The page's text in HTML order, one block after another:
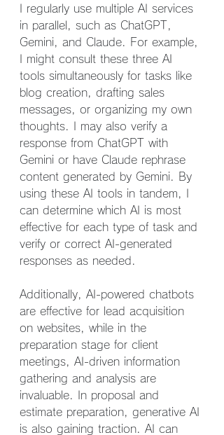
I regularly use multiple AI services
in parallel, such as ChatGPT,
Gemini, and Claude. For example,
I might consult these three AI
tools simultaneously for tasks like
blog creation, drafting sales
messages, or organizing my own
thoughts. I may also verify a
response from ChatGPT with
Gemini or have Claude rephrase
content generated by Gemini. By
using these AI tools in tandem, I
can determine which AI is most
effective for each type of task and
verify or correct AI-generated
responses as needed.
Additionally, AI-powered chatbots
are effective for lead acquisition
on websites, while in the
preparation stage for client
meetings, AI-driven information
gathering and analysis are
invaluable. In proposal and
estimate preparation, generative AI
is also gaining traction. AI can